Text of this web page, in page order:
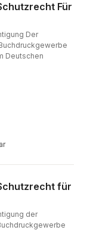
Für
Der
Deutschen
für
der